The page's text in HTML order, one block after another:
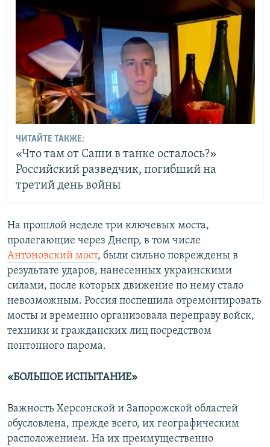
ЧИТАЙТЕ ТАКЖЕ:
«Что там от Саши в танке осталось?»
Российский разведчик, погибший на
третий день войны
На прошлой неделе три ключевых моста,
пролегающие через Днепр, в том числе
Антоновский мост, были сильно повреждены в
результате ударов, нанесенных украинскими
силами, после которых движение по нему стало
невозможным. Россия поспешила отремонтировать
мосты и временно организовала переправу войск,
техники и гражданских лиц посредством
понтонного парома.
«БОЛЬШОЕИСПЫТАНИЕ»
Важность Херсонской и Запорожской областей
обусловлена, прежде всего, их географическим
расположением. На их преимущественно